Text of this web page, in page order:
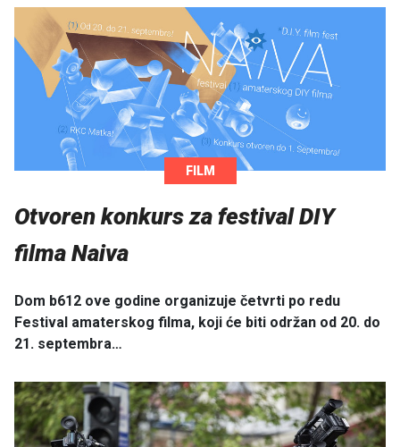
FILM
Otvoren konkurs za festival DIY
filma Naiva
Dom b612 ove godine organizuje četvrti po redu
Festival amaterskog filma, koji će biti održan od 20. do
21. septembra…